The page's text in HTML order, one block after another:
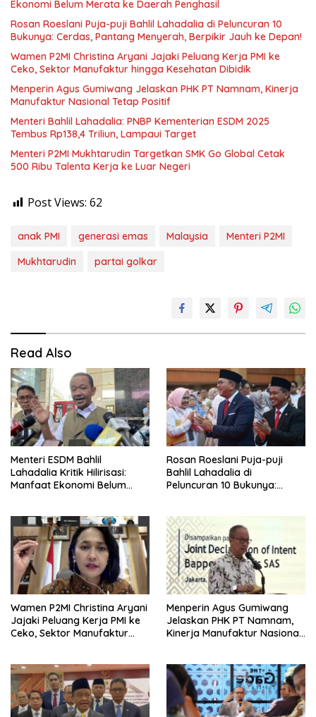
Ekonomi Belum Merata ke Daerah Penghasil
Rosan Roeslani Puja-puji Bahlil Lahadalia di Peluncuran 10
Bukunya: Cerdas, Pantang Menyerah, Berpikir Jauh ke Depan!
Wamen P2MI Christina Aryani Jajaki Peluang Kerja PMI ke
Ceko, Sektor Manufaktur hingga Kesehatan Dibidik
Menperin Agus Gumiwang Jelaskan PHK PT Namnam, Kinerja
Manufaktur Nasional Tetap Positif
Menteri Bahlil Lahadalia: PNBP Kementerian ESDM 2025
Tembus Rp138,4 Triliun, Lampaui Target
Menteri P2MI Mukhtarudin Targetkan SMK Go Global Cetak
500 Ribu Talenta Kerja ke Luar Negeri
Post Views: 62
anak PMI generasi emas Malaysia
Menteri P2MI
Mukhtarudin
partai golkar
Read Also
Menteri ESDM Bahlil
Lahadalia Kritik Hilirisasi:
Manfaat Ekonomi Belum
Rosan Roeslani Puja-puji
Bahlil Lahadalia di
Peluncuran 10 Bukunya:
Wamen P2MI Christina Aryani
Jajaki Peluang Kerja PMI ke
Ceko, Sektor Manufaktur
Menperin Agus Gumiwang
Jelaskan PHK PT Namnam,
Kinerja Manufaktur Nasional